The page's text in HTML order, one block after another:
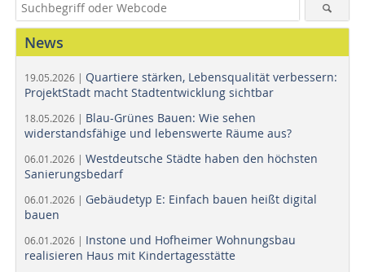
News
19.05.2026 | Quartiere stärken, Lebensqualität verbessern:
ProjektStadt macht Stadtentwicklung sichtbar
18.05.2026 | Blau-Grünes Bauen: Wie sehen
widerstandsfähige und lebenswerte Räume aus?
06.01.2026 | Westdeutsche Städte haben den höchsten
Sanierungsbedarf
06.01.2026 | Gebäudetyp E: Einfach bauen heißt digital
bauen
06.01.2026 | Instone und Hofheimer Wohnungsbau
realisieren Haus mit Kindertagesstätte